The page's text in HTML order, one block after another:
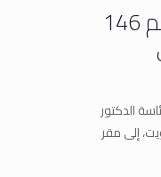
دائرة العلاقات الخارجية تسلم 146
برئاسة الدكتور
إلى مقر